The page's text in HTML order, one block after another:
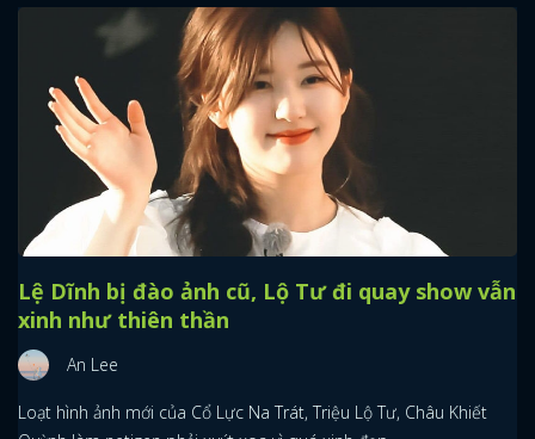
Lệ Dĩnh bị đào ảnh cũ, Lộ Tư đi quay show vẫn
xinh như thiên thần
An Lee
Loạt hình ảnh mới của Cổ Lực Na Trát, Triệu Lộ Tư, Châu Khiết